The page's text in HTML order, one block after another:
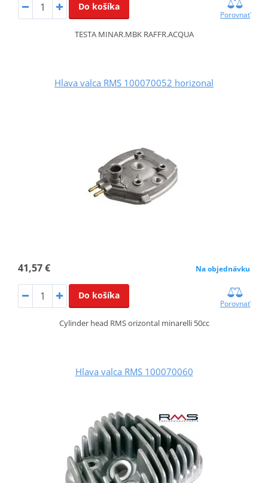
Do košíka
Porovnať
TESTA MINAR.MBK RAFFR.ACQUA
Hlava valca RMS 100070052 horizonal
41,57 € Na objednávku
Do košíka
Porovnať
Cylinder head RMS orizontal minarelli 50cc
Hlava valca RMS 100070060